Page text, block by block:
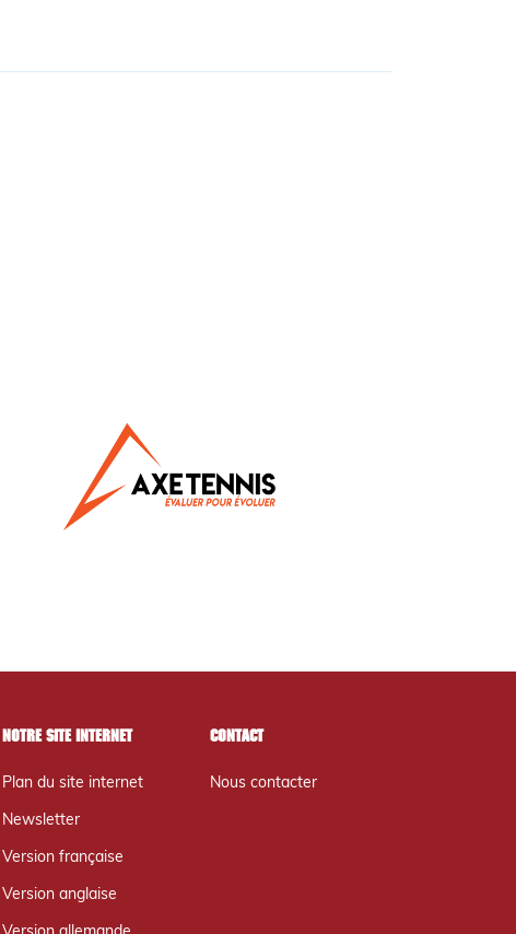
Notre site internet
Plan du site internet
Newsletter
Version française
Version anglaise
Contact
Nous contacter